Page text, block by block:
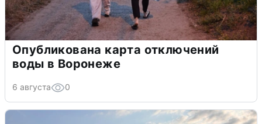
Опубликована карта отключений
воды в Воронеже
6 августа 0